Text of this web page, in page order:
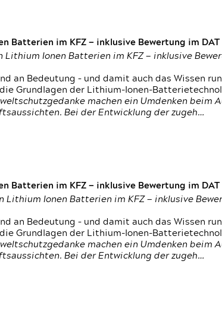
Batterien im KFZ — inklusive Bewertung im
Lithium Ionen Batterien im KFZ — inklusive
an Bedeutung – und damit auch das Wissen
Grundlagen der Lithium-Ionen-
machen ein Umdenken
Bei der Entwicklung der zugeh…
Batterien im KFZ — inklusive Bewertung im
Lithium Ionen Batterien im KFZ — inklusive
an Bedeutung – und damit auch das Wissen
Grundlagen der Lithium-Ionen-
machen ein Umdenken
Bei der Entwicklung der zugeh…